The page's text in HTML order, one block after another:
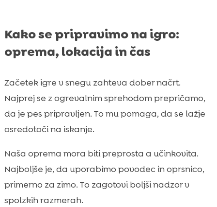
Kako se pripravimo na igro:
oprema, lokacija in čas
Začetek igre v snegu zahteva dober načrt.
Najprej se z ogrevalnim sprehodom prepričamo,
da je pes pripravljen. To mu pomaga, da se lažje
osredotoči na iskanje.
Naša oprema mora biti preprosta a učinkovita.
Najboljše je, da uporabimo povodec in oprsnico,
primerno za zimo. To zagotovi boljši nadzor v
spolzkih razmerah.